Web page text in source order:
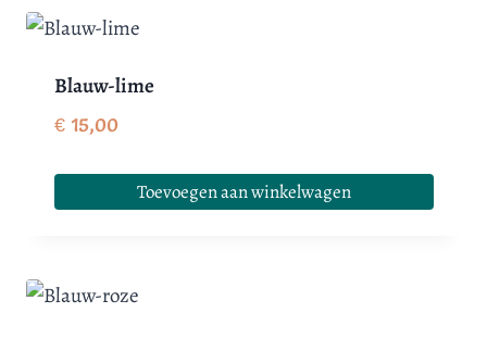
Blauw-lime
€15,00
Toevoegen aan winkelwagen